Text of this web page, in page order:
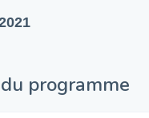
programme